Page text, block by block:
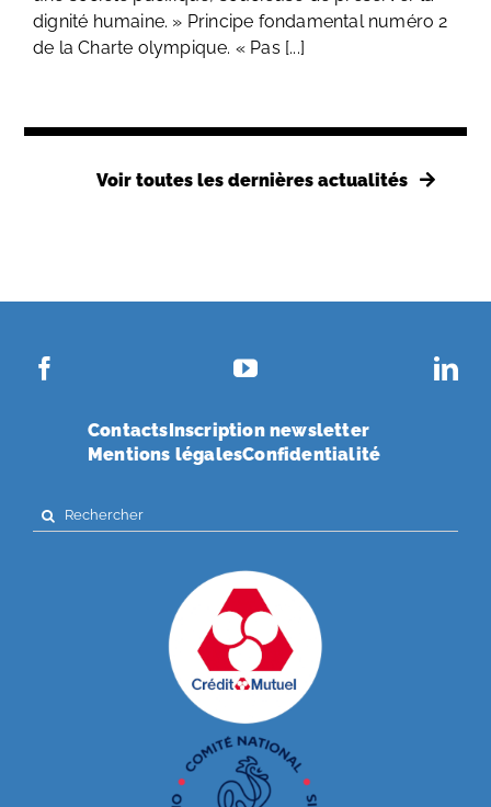
dignité humaine. » Principe fondamental numéro 2
de la Charte olympique. « Pas [...]
Voir toutes les dernières actualités
ContactsInscription newsletter
Mentions légalesConfidentialité
Search
for: